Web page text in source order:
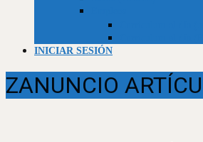
INICIAR SESIÓN
ZANUNCIO